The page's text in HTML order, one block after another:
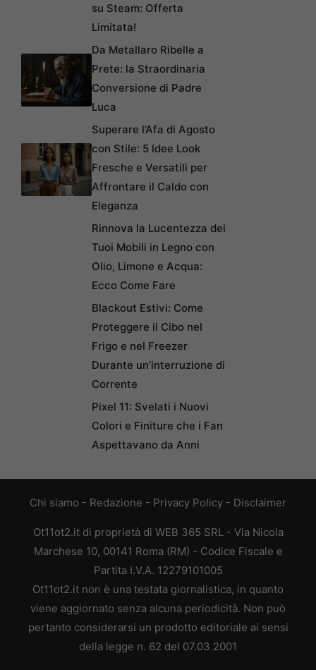
su Steam: Offerta
Limitata!
Da Metallaro Ribelle a
Prete: la Straordinaria
Conversione di Padre
Luca
Superare l’Afa di Agosto
con Stile: 5 Idee Look
Fresche e Versatili per
Affrontare il Caldo con
Eleganza
Rinnova la Lucentezza dei
Tuoi Mobili in Legno con
Olio, Limone e Acqua:
Ecco Come Fare
Blackout Estivi: Come
Proteggere il Cibo nel
Frigo e nel Freezer
Durante un’interruzione di
Corrente
Pixel 11: Svelati i Nuovi
Colori e Finiture che i Fan
Aspettavano da Anni
Chi siamo - Redazione - Privacy Policy - Disclaimer
Ot11ot2.it di proprietà di WEB 365 SRL - Via Nicola
Marchese 10, 00141 Roma (RM) - Codice Fiscale e
Partita I.V.A. 12279101005
Ot11ot2.it non è una testata giornalistica, in quanto
viene aggiornato senza alcuna periodicità. Non può
pertanto considerarsi un prodotto editoriale ai sensi
della legge n. 62 del 07.03.2001